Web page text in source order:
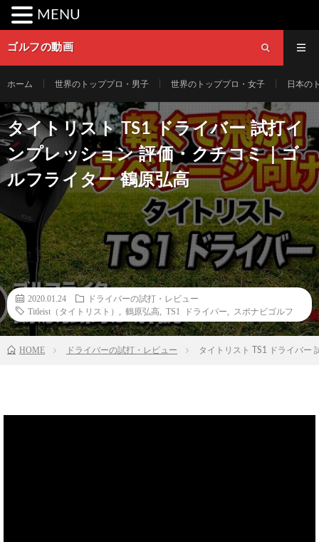
ゴルフの動画
ホーム 世界のトッププロ・男子 世界のトッププロ・女子 日本の
タイトリスト TS1 ドライバー 試打イ
ンプレッション 評価・クチコミ｜ゴ
ルフライター 鶴原弘高
2020.01.24
ドライバーの試打・レビュー
Titleist（タイトリスト）
鶴原弘高 TS1 ドライバー スポナビゴルフ
HOME ドライバーの試打・レビュー タイトリスト TS1 ドライバー
MENU